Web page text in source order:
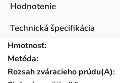
Hodnotenie
Technická špecifikácia
Hmotnosť:
Metóda:
Rozsah zváracieho prúdu(A):